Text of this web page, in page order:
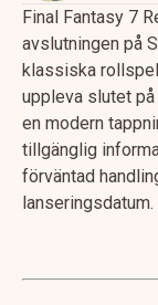
Final Fantasy 7
avslutningen på
klassiska
uppleva slutet
en modern
tillgänglig
förväntad
lanseringsdatum.